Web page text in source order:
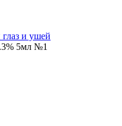
и ушей
5мл №1